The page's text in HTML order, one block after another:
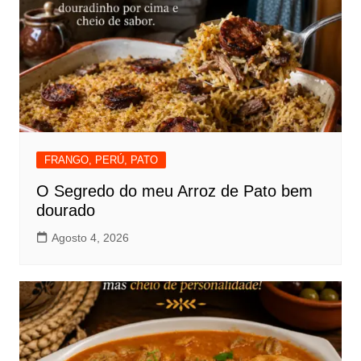
FRANGO, PERÚ, PATO
O Segredo do meu Arroz de Pato bem
dourado
Agosto 4, 2026